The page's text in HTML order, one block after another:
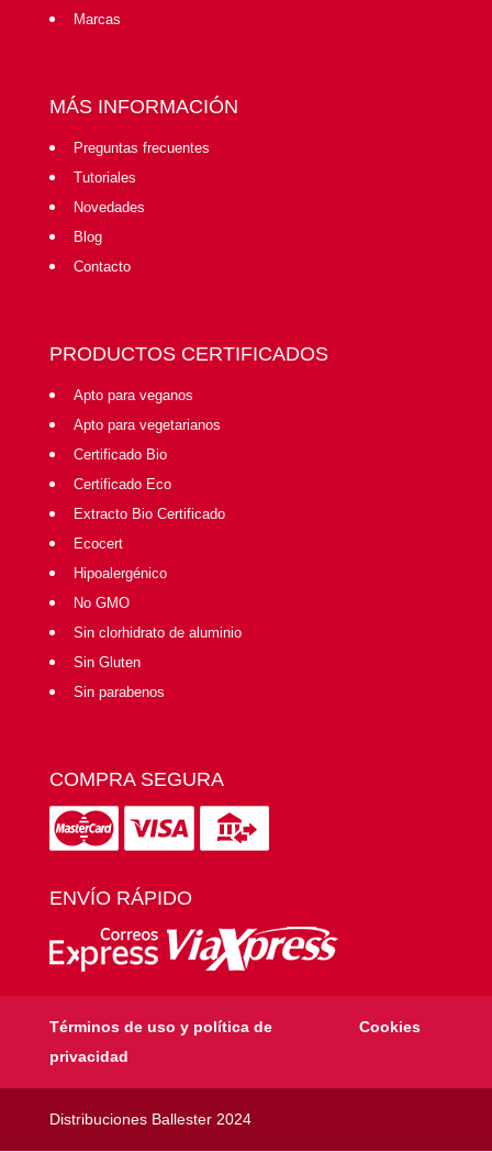
Marcas
MÁS INFORMACIÓN
Preguntas frecuentes
Tutoriales
Novedades
Blog
Contacto
PRODUCTOS CERTIFICADOS
Apto para veganos
Apto para vegetarianos
Certificado Bio
Certificado Eco
Extracto Bio Certificado
Ecocert
Hipoalergénico
No GMO
Sin clorhidrato de aluminio
Sin Gluten
Sin parabenos
COMPRA SEGURA
ENVÍO RÁPIDO
Términos de uso y política de
privacidad
Cookies
Distribuciones Ballester 2024